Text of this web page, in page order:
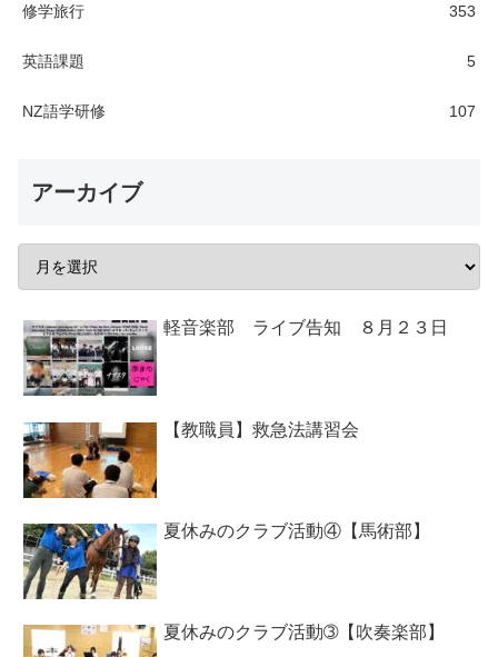
修学旅行 353
英語課題 5
NZ語学研修 107
アーカイブ
軽音楽部 ライブ告知 ８月２３日
【教職員】救急法講習会
夏休みのクラブ活動④【馬術部】
夏休みのクラブ活動➂【吹奏楽部】